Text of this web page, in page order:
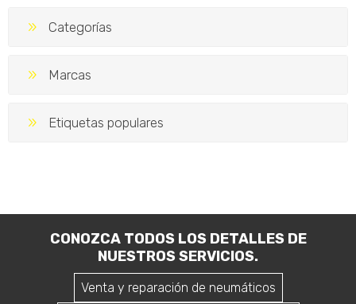
Categorías
Marcas
Etiquetas populares
CONOZCA TODOS LOS DETALLES DE
NUESTROS SERVICIOS.
Venta y reparación de neumáticos